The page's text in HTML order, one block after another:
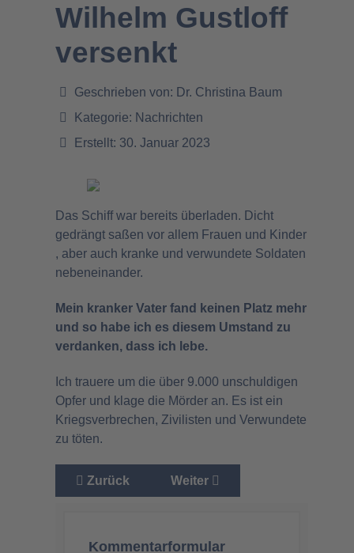
Wilhelm Gustloff
versenkt
Geschrieben von: Dr. Christina Baum
Kategorie: Nachrichten
Erstellt: 30. Januar 2023
Das Schiff war bereits überladen. Dicht
gedrängt saßen vor allem Frauen und Kinder
, aber auch kranke und verwundete Soldaten
nebeneinander.
Mein kranker Vater fand keinen Platz mehr
und so habe ich es diesem Umstand zu
verdanken, dass ich lebe.
Ich trauere um die über 9.000 unschuldigen
Opfer und klage die Mörder an. Es ist ein
Kriegsverbrechen, Zivilisten und Verwundete
zu töten.
Vorheriger Beitrag: Amtsenthebung in
Zurück Nächster Beitrag: CDU lehnt
Weiter
Kommentarformular